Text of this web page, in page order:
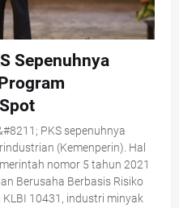
Sepenuhnya
PKS sepenuhnya
(Kemenperin). Hal
nomor 5 tahun 2021
Berusaha Berbasis Risiko
10431, industri minyak